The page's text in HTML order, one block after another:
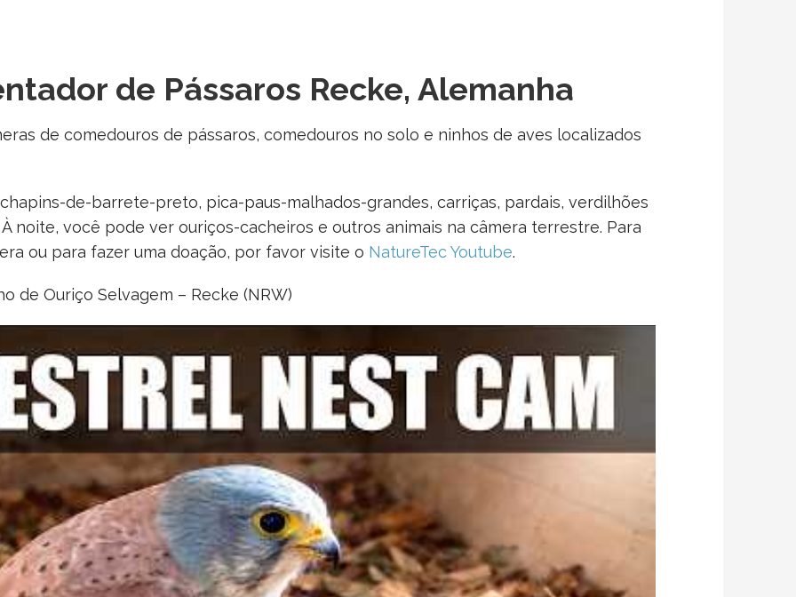
de Pássaros Recke, Alemanha
de comedouros de pássaros, comedouros no solo e ninhos de aves localizados
de-barrete-preto, pica-paus-malhados-grandes, carriças, pardais, verdilhões
noite, você pode ver ouriços-cacheiros e outros animais na câmera terrestre. Para
ou para fazer uma doação, por favor visite o NatureTec Youtube.
de Ouriço Selvagem – Recke (NRW)